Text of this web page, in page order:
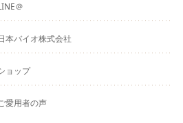
＠
本バイオ株式会社
ョップ
愛用者の声